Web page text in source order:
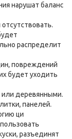
нарушат баланс
распределит
повреждений
будет уходить
деревянными.
панелей.
ци
разъединят